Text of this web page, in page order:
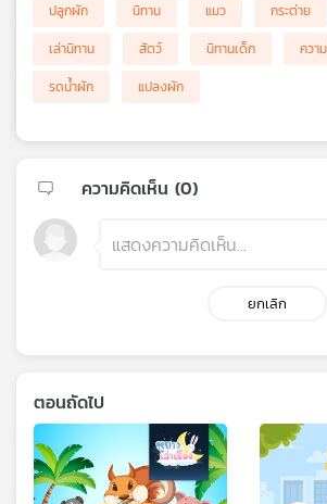
ปลูกผัก นิทาน แมว กระต่าย
เล่านิทาน
สัตว์ นิทานเด็ก
ควา
รดน้ำผัก
แปลงผัก
ความคิดเห็น (0)
ยกเลิก
ตอนถัดไป